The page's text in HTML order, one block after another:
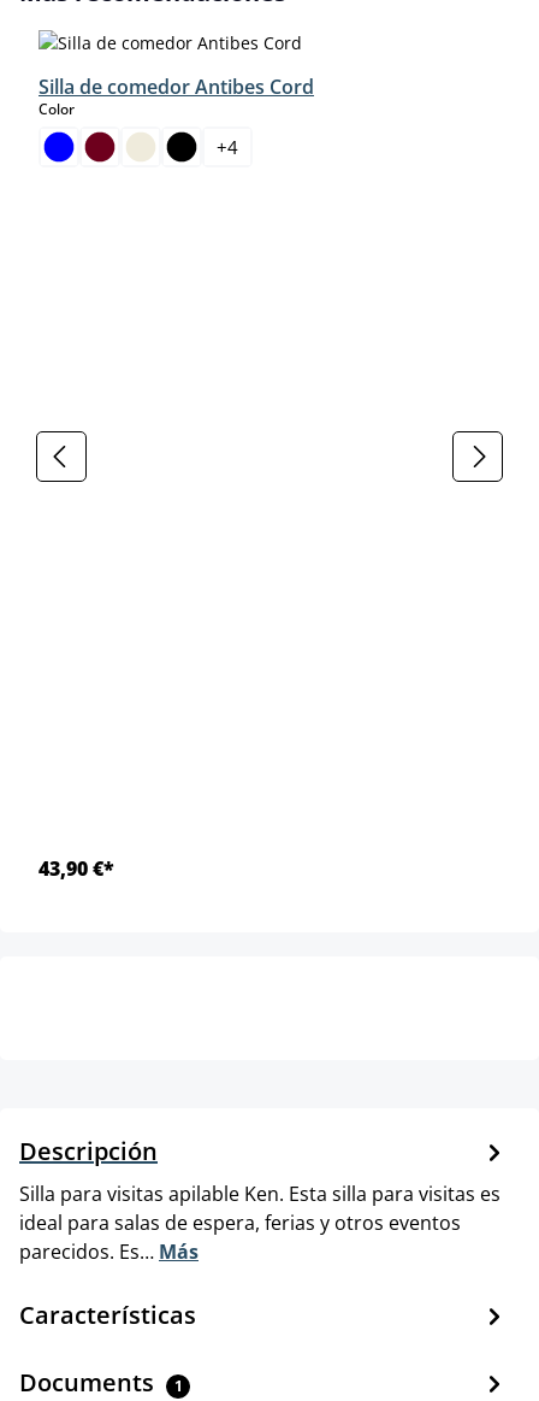
Silla de comedor Antibes Cord
Colorselect
+4
43,90 €*
Descripción
Silla para visitas apilable Ken. Esta silla para visitas es
ideal para salas de espera, ferias y otros eventos
parecidos. Es… Más
Características
Documents 1